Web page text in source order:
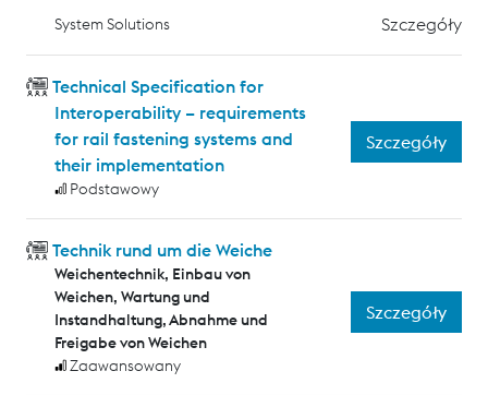
System Solutions Szczegóły
Technical Specification for
Interoperability – requirements
for rail fastening systems and
their implementation
Podstawowy
Szczegóły
Technik rund um die Weiche
Weichentechnik, Einbau von
Weichen, Wartung und
Instandhaltung, Abnahme und
Freigabe von Weichen
Zaawansowany
Szczegóły